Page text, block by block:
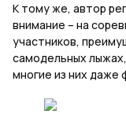
К тому же, автор
внимание – на
участников,
самодельных
многие из них даже